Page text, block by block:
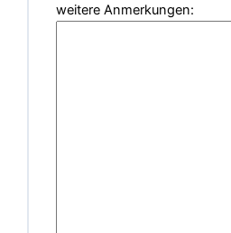
weitere Anmerkungen: